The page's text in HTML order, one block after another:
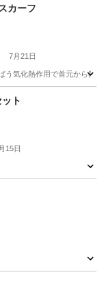
カーフ
7月21日
気化熱作用で首元から
ト
15日